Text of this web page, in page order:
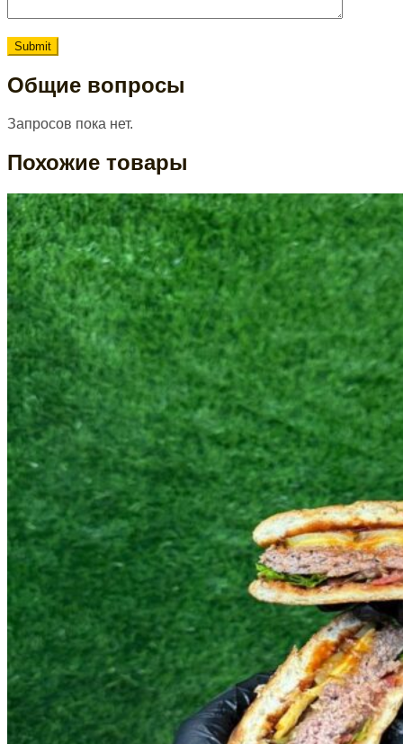
Общие вопросы
Запросов пока нет.
Похожие товары